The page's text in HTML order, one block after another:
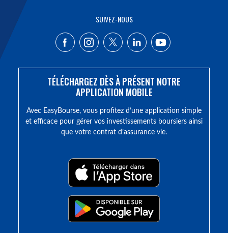
SUIVEZ-NOUS
TÉLÉCHARGEZ DÈS À PRÉSENT NOTRE
APPLICATION MOBILE
Avec EasyBourse, vous profitez d’une application simple
et efficace pour gérer vos investissements boursiers ainsi
que votre contrat d’assurance vie.